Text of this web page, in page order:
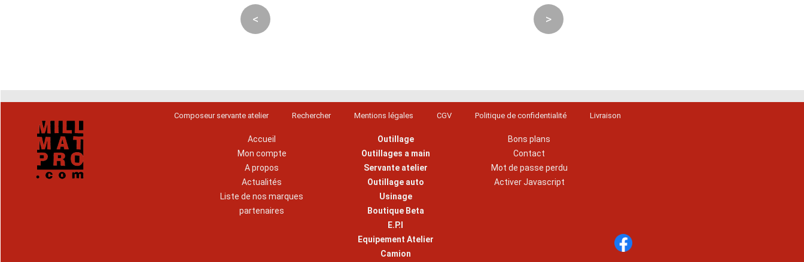
< >
Composeur servante atelier Rechercher Mentions légales CGV Politique de confidentialité Livraison
Accueil
Mon compte
A propos
Actualités
Liste de nos marques
partenaires
Outillage
Outillages a main
Servante atelier
Outillage auto
Usinage
Boutique Beta
E.P.I
Equipement Atelier
Camion
Bons plans
Contact
Mot de passe perdu
Activer Javascript